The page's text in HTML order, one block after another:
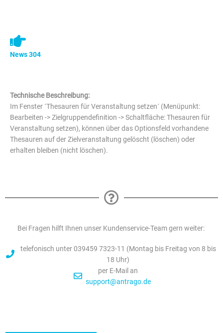
News 304
Technische Beschreibung:
Im Fenster ´Thesauren für Veranstaltung setzen´ (Menüpunkt:
Bearbeiten -> Zielgruppendefinition -> Schaltfläche: Thesauren für
Veranstaltung setzen), können über das Optionsfeld vorhandene
Thesauren auf der Zielveranstaltung gelöscht (löschen) oder
erhalten bleiben (nicht löschen).
Bei Fragen hilft Ihnen unser Kundenservice-Team gern weiter:
telefonisch unter 039459 7323-11 (Montag bis Freitag von 8 bis
18 Uhr)
per E-Mail an
support@antrago.de